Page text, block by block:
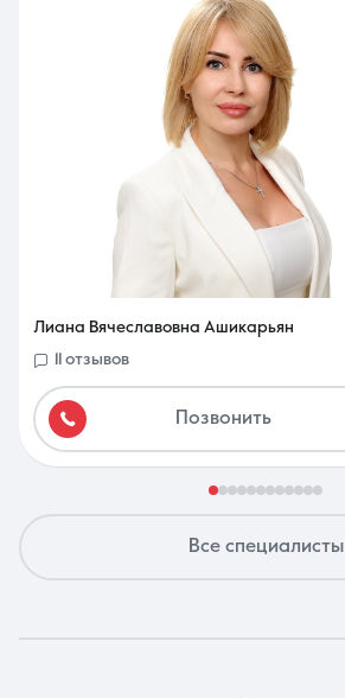
Лиана Вячеславовна Ашикарьян
11 отзывов
Позвонить
Все специалисты